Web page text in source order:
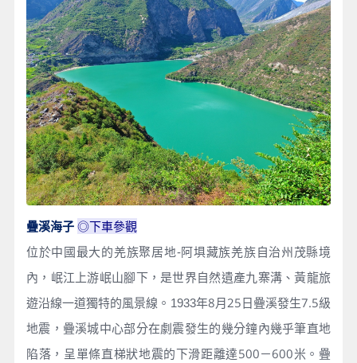
疊溪海子 ◎下車參觀
位於中國最大的羌族聚居地-阿埧藏族羌族自治州茂縣境
內，岷江上游岷山腳下，是世界自然遺產九寨溝、黃龍旅
遊沿線一道獨特的風景線。1933年8月25日疊溪發生7.5級
地震，疊溪城中心部分在劇震發生的幾分鐘內幾乎筆直地
陷落，呈單條直梯狀地震的下滑距離達500－600米。疊